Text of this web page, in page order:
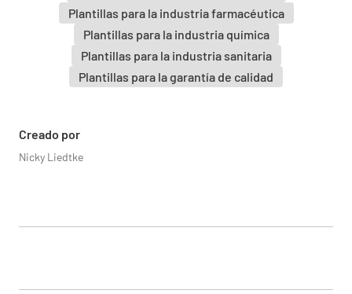
Plantillas para la industria farmacéutica
Plantillas para la industria química
Plantillas para la industria sanitaria
Plantillas para la garantía de calidad
Creado por
Nicky Liedtke
Fecha de la prueba: